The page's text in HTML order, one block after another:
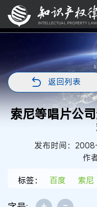
返回列表
索尼等唱片公
发布时间：
作
标签：
百度 索尼